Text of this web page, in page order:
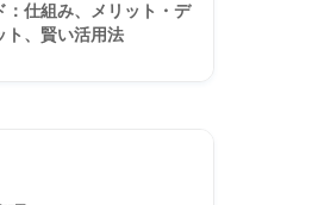
：仕組み、メリット・デ
ト、賢い活用法